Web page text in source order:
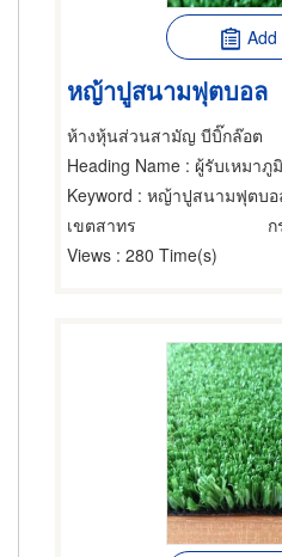
Add
หญ้าปูสนามฟุตบอล
ห้างหุ้นส่วนสามัญ บีบิ๊กล๊อต
Heading Name : ผู้รับเหมาภู
Keyword : หญ้าปูสนามฟุตบอ
เขตสาทร
Views : 280 Time(s)